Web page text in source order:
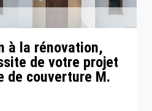
à la rénovation,
de votre projet
de couverture M.